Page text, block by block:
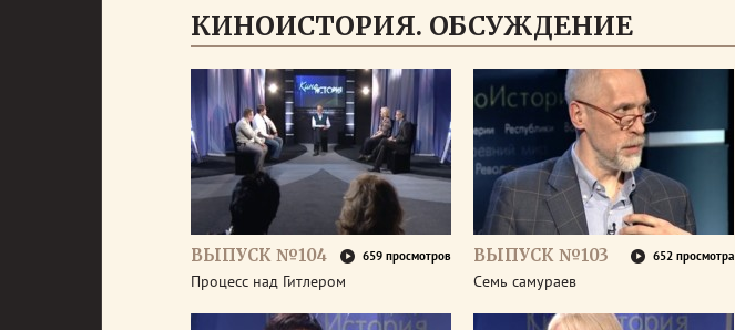
КИНОИСТОРИЯ. ОБСУЖДЕНИЕ
ВЫПУСК №104 659 просмотров
Процесс над Гитлером
ВЫПУСК №103 652 просмотра
Семь самураев